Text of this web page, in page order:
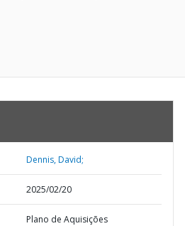
Dennis, David;
2025/02/20
Plano de Aquisições